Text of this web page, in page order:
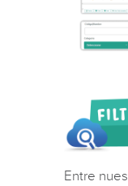
Entre